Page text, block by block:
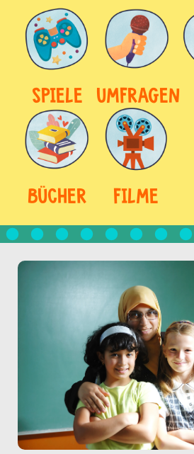
SPIELE UMFRAGEN
BÜCHER FILME